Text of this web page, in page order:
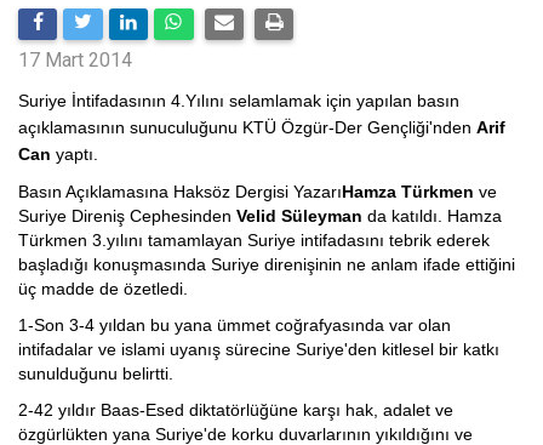
17 Mart 2014
Suriye İntifadasının 4.Yılını selamlamak için yapılan basın
açıklamasının sunuculuğunu KTÜ Özgür-Der Gençliği'nden Arif
Can yaptı.
Basın Açıklamasına Haksöz Dergisi YazarıHamza Türkmen ve
Suriye Direniş Cephesinden Velid Süleyman da katıldı. Hamza
Türkmen 3.yılını tamamlayan Suriye intifadasını tebrik ederek
başladığı konuşmasında Suriye direnişinin ne anlam ifade ettiğini
üç madde de özetledi.
1-Son 3-4 yıldan bu yana ümmet coğrafyasında var olan
intifadalar ve islami uyanış sürecine Suriye'den kitlesel bir katkı
sunulduğunu belirtti.
2-42 yıldır Baas-Esed diktatörlüğüne karşı hak, adalet ve
özgürlükten yana Suriye'de korku duvarlarının yıkıldığını ve